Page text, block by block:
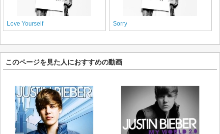
Love Yourself Sorry
このページを見た人におすすめの動画